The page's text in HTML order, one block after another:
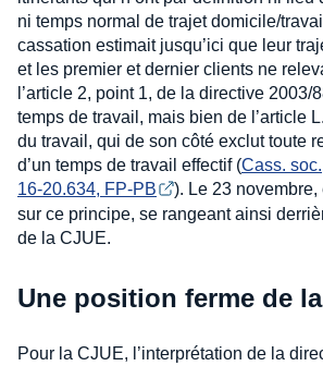
ni temps normal de trajet domicile/
cassation estimait jusqu’ici que leur
et les premier et dernier clients ne
l’article 2, point 1, de la directive 2003/
temps de travail, mais bien de l’article
du travail, qui de son côté exclut toute
d’un temps de travail effectif (Cass.
16-20.634, FP-PB
). Le 23
sur ce principe, se rangeant ainsi
de la CJUE.
Une position ferme de
Pour la CJUE, l’interprétation de la